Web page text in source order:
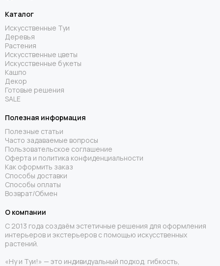
Каталог
Искусственные Туи
Деревья
Растения
Искусственные цветы
Искусственные букеты
Кашпо
Декор
Готовые решения
SALE
Полезная информация
Полезные статьи
Часто задаваемые вопросы
Пользовательское соглашение
Оферта и политика конфиденциальности
Как оформить заказ
Способы доставки
Способы оплаты
Возврат/Обмен
О компании
С 2013 года создаём эстетичные решения для оформления
интерьеров и экстерьеров с помощью искусственных
растений.
«Ну и Туи!» — это индивидуальный подход, гибкость,